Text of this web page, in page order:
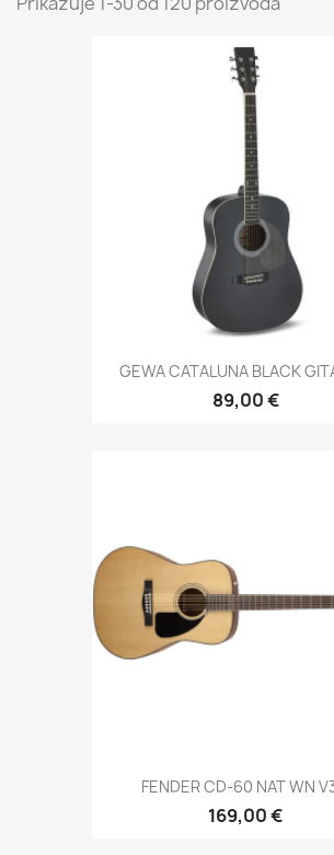
GEWA CATALUNA BLACK
89,00 €
FENDER CD-60 NAT WN
169,00 €